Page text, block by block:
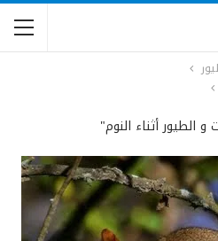
الطيور أثناء النوم"